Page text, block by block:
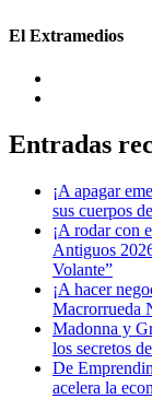
El Extramedios
Entradas
¡A apagar
sus cuerpos
¡A rodar con
Antiguos
Volante”
¡A hacer
Macrorrueda
Madonna y
los secretos
De
acelera la